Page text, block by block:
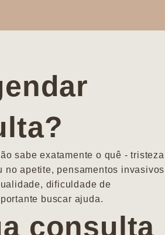
sabe exatamente o quê -
no apetite, pensamentos
dificuldade de
buscar ajuda.
consulta